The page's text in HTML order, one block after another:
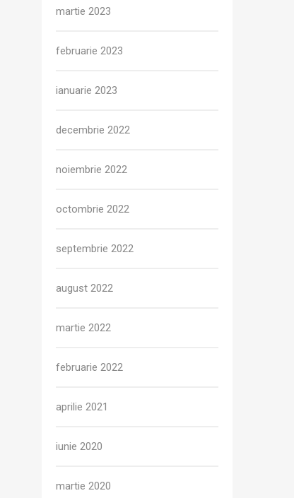
martie 2023
februarie 2023
ianuarie 2023
decembrie 2022
noiembrie 2022
octombrie 2022
septembrie 2022
august 2022
martie 2022
februarie 2022
aprilie 2021
iunie 2020
martie 2020